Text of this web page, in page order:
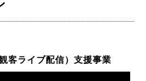
客ライブ配信）支援事業